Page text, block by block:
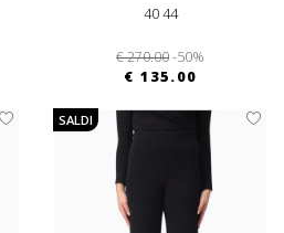
40 44
€ 270.00-50%
€ 135.00
SALDI